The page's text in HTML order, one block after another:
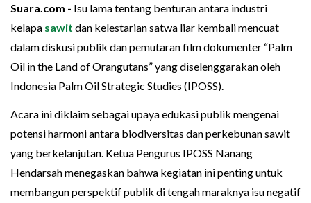
Suara.com - Isu lama tentang benturan antara industri
kelapa sawit dan kelestarian satwa liar kembali mencuat
dalam diskusi publik dan pemutaran film dokumenter “Palm
Oil in the Land of Orangutans” yang diselenggarakan oleh
Indonesia Palm Oil Strategic Studies (IPOSS).
Acara ini diklaim sebagai upaya edukasi publik mengenai
potensi harmoni antara biodiversitas dan perkebunan sawit
yang berkelanjutan. Ketua Pengurus IPOSS Nanang
Hendarsah menegaskan bahwa kegiatan ini penting untuk
membangun perspektif publik di tengah maraknya isu negatif